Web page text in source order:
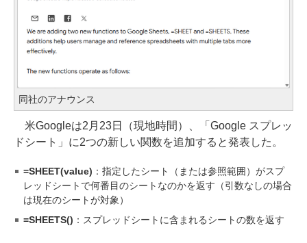
同社のアナウンス
米Googleは2月23日（現地時間）、「Google スプレッ
ドシート」に2つの新しい関数を追加すると発表した。
=SHEET(value) ：指定したシート（または参照範囲）がスプ
レッドシートで何番目のシートなのかを返す（引数なしの場合
は現在のシートが対象）
=SHEETS() ：スプレッドシートに含まれるシートの数を返す